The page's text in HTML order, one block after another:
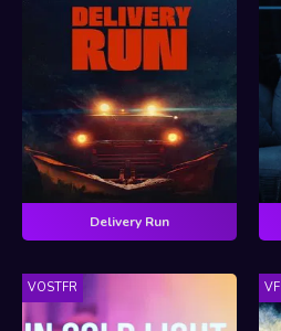
Delivery Run
VOSTFR VF